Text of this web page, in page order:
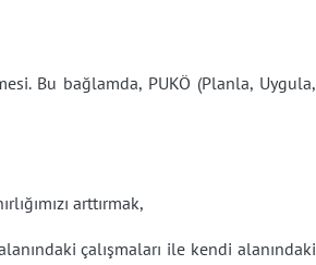
Bu bağlamda, PUKÖ (Planla, Uygula,
arttırmak,
çalışmaları ile kendi alanındaki